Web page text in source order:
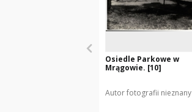
Osiedle Parkowe w
Mrągowie. [10]
Autor fotografii nieznany